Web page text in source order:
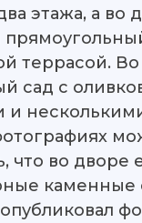
этажа, а во
террасой.
сад с
и
что во дворе
каменные